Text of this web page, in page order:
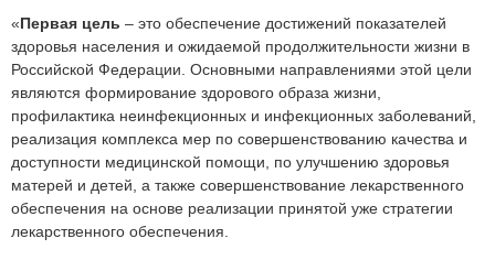
«Первая цель – это обеспечение достижений показателей
здоровья населения и ожидаемой продолжительности жизни в
Российской Федерации. Основными направлениями этой цели
являются формирование здорового образа жизни,
профилактика неинфекционных и инфекционных заболеваний,
реализация комплекса мер по совершенствованию качества и
доступности медицинской помощи, по улучшению здоровья
матерей и детей, а также совершенствование лекарственного
обеспечения на основе реализации принятой уже стратегии
лекарственного обеспечения.